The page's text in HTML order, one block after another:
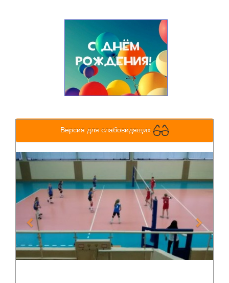
Версия для слабовидящих
Previous Next